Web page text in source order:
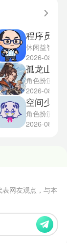
了玩家的游
休闲益智
2026-08-07
角色扮演
2026-08-07
角色扮演
2026-08-07
网友观点，与本